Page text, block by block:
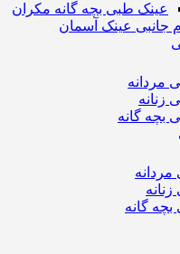
عینک طبی بچه گانه مکران
جانبی عینک آسمان
مردانه
زنانه
بچه گانه
گانه